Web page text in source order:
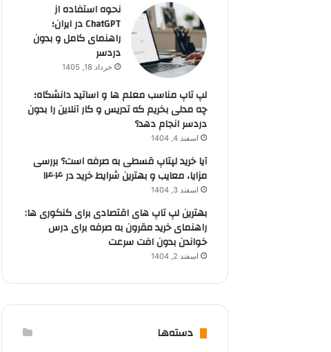
نحوه استفاده از
ChatGPT در ایران؛
راهنمای کامل و بدون
دردسر
خرداد 18, 1405
لپ تاپ مناسب معلم ها و اساتید دانشگاه؛
چه مدلی بخریم که تدریس و کار آنلاین را بدون
دردسر انجام دهد؟
اسفند 4, 1404
آیا خرید لپتاپ قسطی به صرفه است؟ بررسی
مزایا، معایب و بهترین شرایط خرید در ۱۴۰۴
اسفند 3, 1404
بهترین لپ تاپ های اقتصادی برای کنکوری ها:
راهنمای خرید مقرون به صرفه برای درس
خواندن بدون افت سرعت
اسفند 2, 1404
دسته‌ها